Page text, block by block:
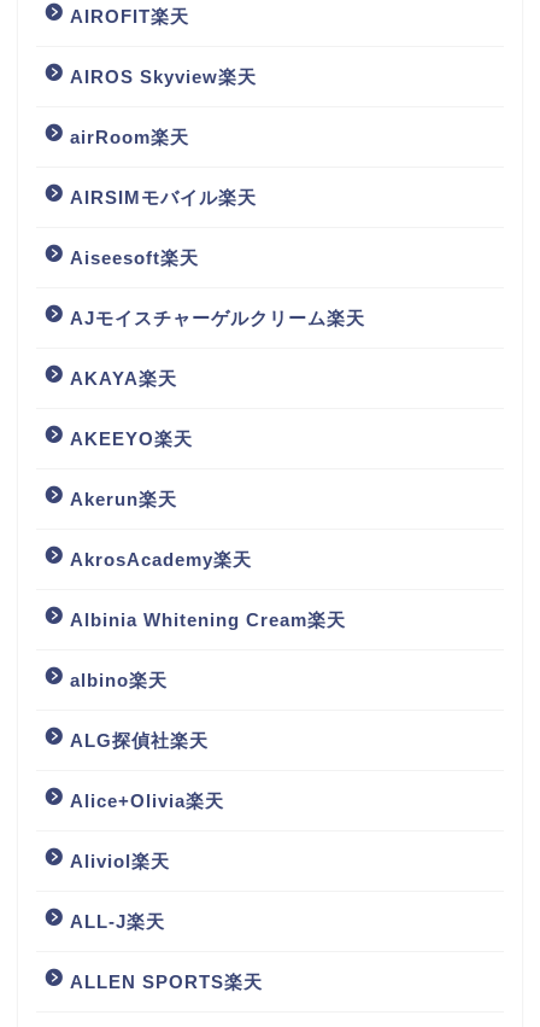
AIROFIT楽天
AIROS Skyview楽天
airRoom楽天
AIRSIMモバイル楽天
Aiseesoft楽天
AJモイスチャーゲルクリーム楽天
AKAYA楽天
AKEEYO楽天
Akerun楽天
AkrosAcademy楽天
Albinia Whitening Cream楽天
albino楽天
ALG探偵社楽天
Alice+Olivia楽天
Aliviol楽天
ALL-J楽天
ALLEN SPORTS楽天